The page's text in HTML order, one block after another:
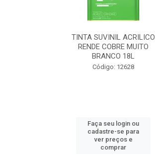
TINTA SUVINIL ACRILICO
RENDE COBRE MUITO
BRANCO 18L
Código: 12628
Faça seu login ou
cadastre-se para
ver preços e
comprar